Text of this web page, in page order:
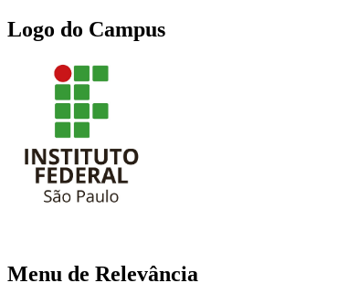
Logo do Campus
Menu de Relevância